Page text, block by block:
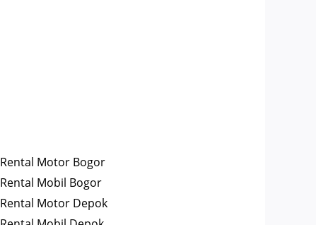
Rental Motor Bogor
Rental Mobil Bogor
Rental Motor Depok